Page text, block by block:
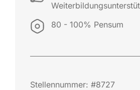
80 - 100% Pensum
Stellennummer: #8727